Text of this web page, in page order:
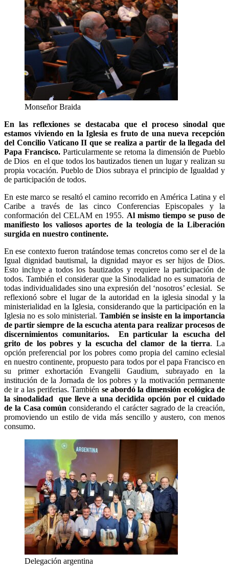
Monseñor Braida
En las reflexiones se destacaba que el proceso sinodal que
estamos viviendo en la Iglesia es fruto de una nueva recepción
del Concilio Vaticano II que se realiza a partir de la llegada del
Papa Francisco.Particularmente se retoma la dimensión de Pueblo
de Dios en el que todos los bautizados tienen un lugar y realizan su
propia vocación. Pueblo de Dios subraya el principio de Igualdad y
de participación de todos.
En este marco se resaltó el camino recorrido en América Latina y el
Caribe a través de las cinco Conferencias Episcopales y la
conformación del CELAM en 1955. Al mismo tiempo se puso de
manifiesto los valiosos aportes de la teología de la Liberación
surgida en nuestro continente.
En ese contexto fueron tratándose temas concretos como ser el de la
Igual dignidad bautismal, la dignidad mayor es ser hijos de Dios.
Esto incluye a todos los bautizados y requiere la participación de
todos. También el considerar que la Sinodalidad no es sumatoria de
todas individualidades sino una expresión del ‘nosotros’ eclesial. Se
reflexionó sobre el lugar de la autoridad en la iglesia sinodal y la
ministerialidad en la Iglesia, considerando que la participación en la
Iglesia no es solo ministerial. También se insiste en la importancia
de partir siempre de la escucha atenta para realizar procesos de
discernimientos comunitarios.
En particular la escucha del
grito de los pobres y la escucha del clamor de la tierra. La
opción preferencial por los pobres como propia del camino eclesial
en nuestro continente, propuesto para todos por el papa Francisco en
su primer exhortación Evangelii Gaudium, subrayado en la
institución de la Jornada de los pobres y la motivación permanente
de ir a las periferias. También se abordó la dimensión ecológica de
la sinodalidad que lleve a una decidida opción por el cuidado
de la Casa común considerando el carácter sagrado de la creación,
promoviendo un estilo de vida más sencillo y austero, con menos
consumo.
Delegación argentina